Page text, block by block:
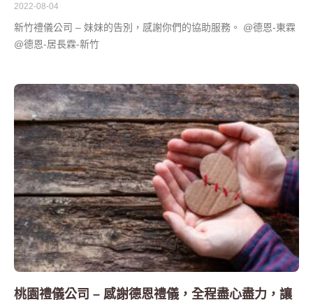
2022-08-04
新竹禮儀公司 – 妹妹的告別，感謝你們的協助服務。 @德恩-東霖
@德恩-居長霖-新竹
桃園禮儀公司 – 感謝德恩禮儀，全程盡心盡力，讓